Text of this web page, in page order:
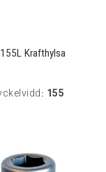
Krafthylsa
: 155